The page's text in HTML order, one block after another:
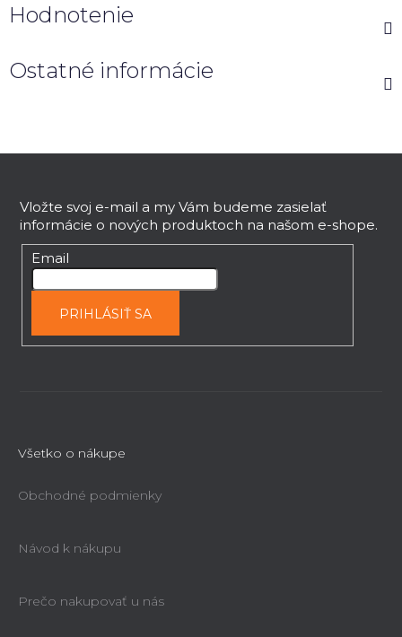
Hodnotenie
Ostatné informácie
Vložte svoj e-mail a my Vám budeme zasielať
informácie o nových produktoch na našom e-shope.
Email
PRIHLÁSIŤ SA
Všetko o nákupe
Obchodné podmienky
Návod k nákupu
Prečo nakupovať u nás